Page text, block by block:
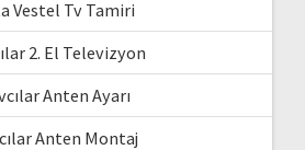
Vestel Tv Tamiri
2. El Televizyon
Anten Ayarı
Anten Montaj